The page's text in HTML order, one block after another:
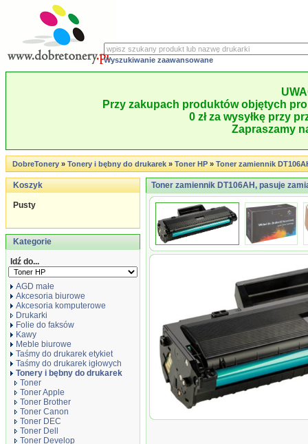
Wyszukiwanie zaawansowane
Przy zakupach produktów objętych
0 zł za wysyłkę przy
Zapraszamy
DobreTonery»Tonery i bębny do drukarek»Toner HP»Toner zamiennik
Koszyk
Pusty
Kategorie
Idź do...
AGD małe
Akcesoria biurowe
Akcesoria komputerowe
Drukarki
Folie do faksów
Kawy
Meble biurowe
Taśmy do drukarek etykiet
Taśmy do drukarek igłowych
Tonery i bębny do drukarek
Toner
Toner Apple
Toner Brother
Toner Canon
Toner DEC
Toner Dell
Toner Develop
Toner zamiennik DT106AH, pasuje
Toner zamiennik DT106AH